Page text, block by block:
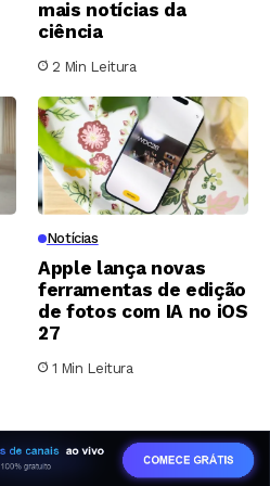
mais notícias da
ciência
2 Min Leitura
Notícias
Apple lança novas
ferramentas de edição
de fotos com IA no iOS
27
1 Min Leitura